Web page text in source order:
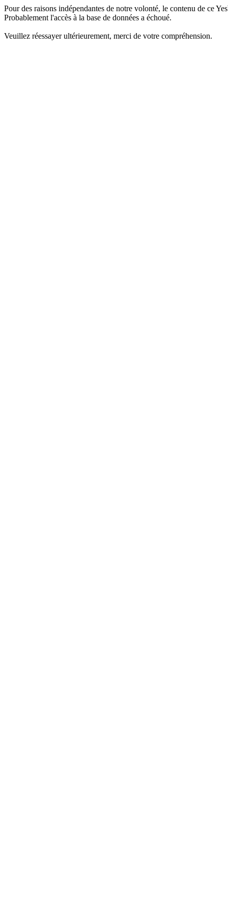
Pour des raisons indépendantes de notre volonté, le contenu de ce
Probablement l'accès à la base de données a échoué.
Veuillez réessayer ultérieurement, merci de votre compréhension.